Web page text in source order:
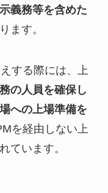
義務等を含めた
ます。
する際には、上
の人員を確保し
への上場準備を
を経由しない上
ています。